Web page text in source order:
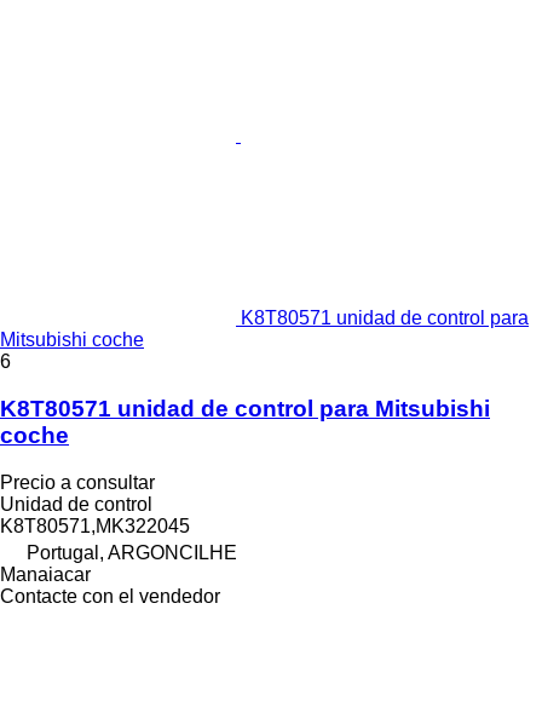
K8T80571 unidad de control para
Mitsubishi coche
6
K8T80571 unidad de control para Mitsubishi
coche
Precio a consultar
Unidad de control
K8T80571,MK322045
Portugal, ARGONCILHE
Manaiacar
Contacte con el vendedor